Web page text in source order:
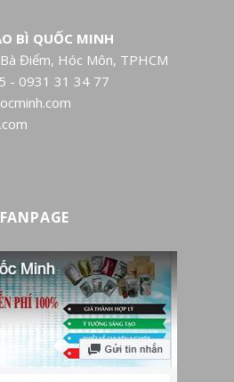
BÌ QUỐC MINH
Điểm, Hóc Môn, TPHCM
- 0931 31 34 77
FANPAGE